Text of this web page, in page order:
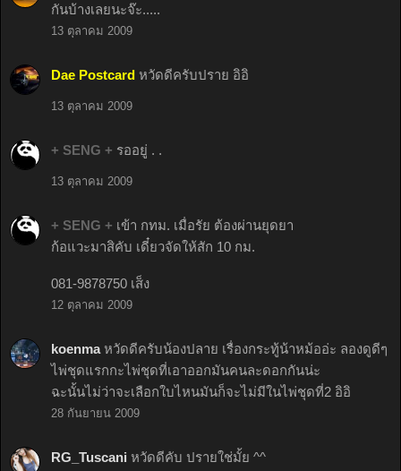
กันบ้างเลยนะจ๊ะ.....
13 ตุลาคม 2009
Dae Postcard หวัดดีครับปราย อิอิ
13 ตุลาคม 2009
+ SENG + รออยู่ . .
13 ตุลาคม 2009
+ SENG + เข้า กทม. เมื่อรัย ต้องผ่านยุดยา
ก้อแวะมาสิคับ เดี๋ยวจัดให้สัก 10 กม.
081-9878750 เส็ง
12 ตุลาคม 2009
koenma หวัดดีครับน้องปลาย เรื่องกระทู้น้าหม้ออ่ะ ลองดูดีๆ
ไพ่ชุดแรกกะไพ่ชุดที่เอาออกมันคนละดอกกันน่ะ
ฉะนั้นไม่ว่าจะเลือกใบไหนมันก็จะไม่มีในไพ่ชุดที่2 อิอิ
28 กันยายน 2009
RG_Tuscani หวัดดีคับ ปรายใช่มั้ย ^^